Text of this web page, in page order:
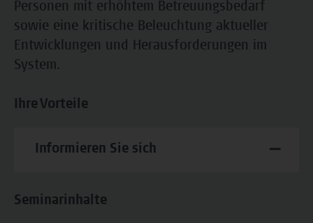
Personen mit erhöhtem Betreuungsbedarf
sowie eine kritische Beleuchtung aktueller
Entwicklungen und Herausforderungen im
System.
Ihre Vorteile
Informieren Sie sich
Seminarinhalte